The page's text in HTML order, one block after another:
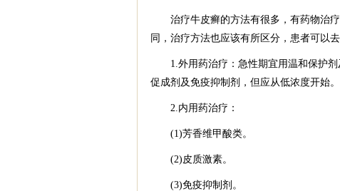
治疗牛皮癣的方法有很多，有药物治疗
同，治疗方法也应该有所区分，患者可以
1.外用药治疗：急性期宜用温和保护剂
促成剂及免疫抑制剂，但应从低浓度开始
2.内用药治疗：
(1)芳香维甲酸类。
(2)皮质激素。
(3)免疫抑制剂。